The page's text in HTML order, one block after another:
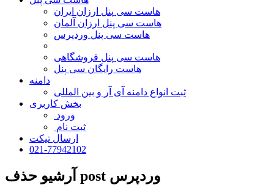
هاست سی پنل ارزان ایران
هاست سی پنل ارزان آلمان
هاست سی پنل وردپرس
هاست سی پنل فروشگاهی
هاست رایگان سی پنل
دامنه
ثبت انواع دامنه آی آر و بین المللی
بخش کاربری
ورود
ثبت نام
ارسال تیکت
021-77942102
آرشیو حذف post وردپرس